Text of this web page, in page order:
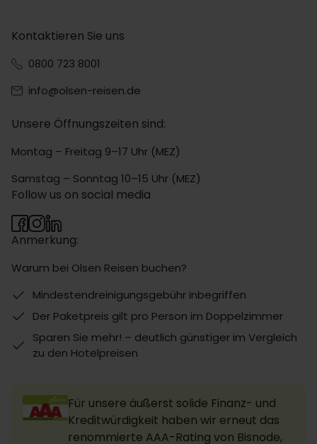
Kontaktieren Sie uns
0800 723 8001
info@olsen-reisen.de
Unsere Öffnungszeiten sind:
Montag – Freitag 9–17 Uhr (MEZ)
Samstag – Sonntag 10–15 Uhr (MEZ)
Anmerkung:
Warum bei Olsen Reisen buchen?
Mindestendreinigungsgebühr inbegriffen
Der Paketpreis gilt pro Person im Doppelzimmer
Sparen Sie mehr! – deutlich günstiger im Vergleich
zu den Hotelpreisen
Follow us on social media
Für unsere äußerst solide Finanz- und
Kreditwürdigkeit haben wir erneut das
renommierte AAA-Rating von Bisnode,